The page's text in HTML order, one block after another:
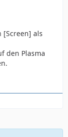
als
den Plasma